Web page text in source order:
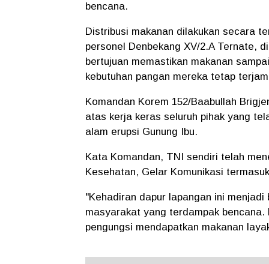
bencana.
Distribusi makanan dilakukan secara
personel Denbekang XV/2.A Ternate,
bertujuan memastikan makanan
kebutuhan pangan mereka tetap
Komandan Korem 152/Baabullah
atas kerja keras seluruh pihak yang
alam erupsi Gunung Ibu.
Kata Komandan, TNI sendiri telah
Kesehatan, Gelar Komunikasi
"Kehadiran dapur lapangan ini
masyarakat yang terdampak
pengungsi mendapatkan makanan